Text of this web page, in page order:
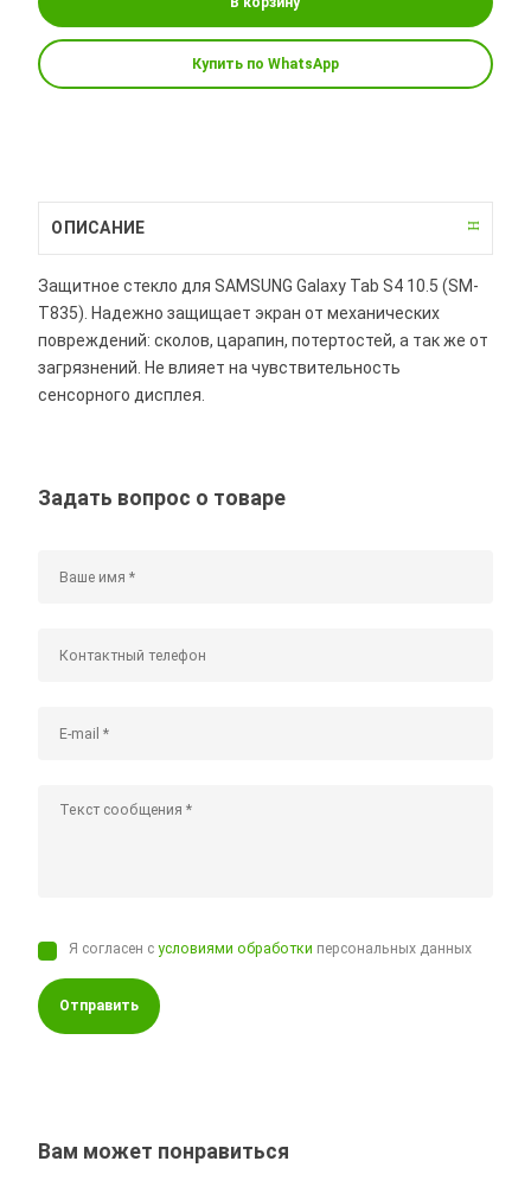
Купить по WhatsApp
ОПИСАНИЕ
Защитное стекло для SAMSUNG Galaxy Tab S4 10.5 (SM-
T835). Надежно защищает экран от механических
повреждений: сколов, царапин, потертостей, а так же от
загрязнений. Не влияет на чувствительность
сенсорного дисплея.
Задать вопрос о товаре
Я согласен сусловиями обработки персональных данных
Отправить
Вам может понравиться